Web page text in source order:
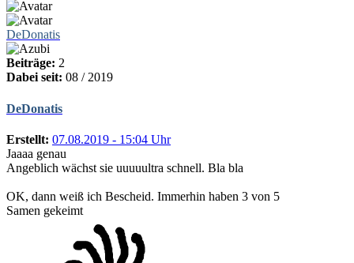
DeDonatis
Beiträge: 2
Dabei seit: 08 / 2019
DeDonatis
Erstellt: 07.08.2019 - 15:04 Uhr
Jaaaa genau
Angeblich wächst sie uuuuultra schnell. Bla bla
OK, dann weiß ich Bescheid. Immerhin haben 3 von 5
Samen gekeimt